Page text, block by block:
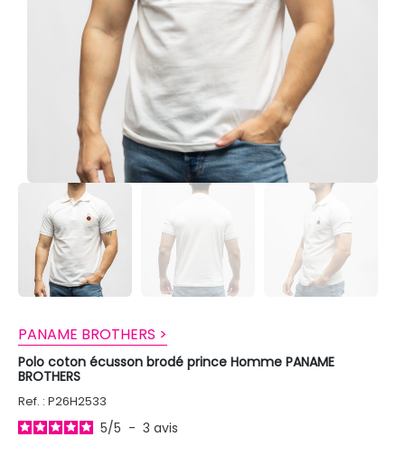
PANAME BROTHERS >
Polo coton écusson brodé prince Homme PANAME
BROTHERS
Ref. : P26H2533
5/5 - 3 avis